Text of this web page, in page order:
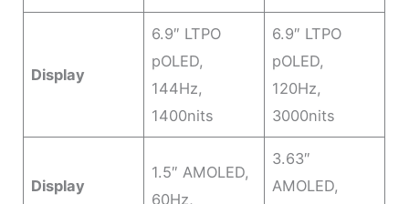
Display
6.9″ LTPO
pOLED,
144Hz,
1400nits
6.9″ LTPO
pOLED,
120Hz,
3000nits
Display
1.5″ AMOLED,
60Hz,
3.63″
AMOLED,